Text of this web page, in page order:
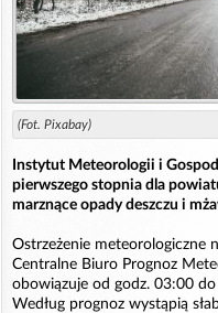
(Fot. Pixabay)
Instytut Meteorologii i
pierwszego stopnia dla
marznące opady deszczu i
Ostrzeżenie meteorologiczne
Centralne Biuro Prognoz
obowiązuje od godz. 03:00
Według prognoz wystąpią